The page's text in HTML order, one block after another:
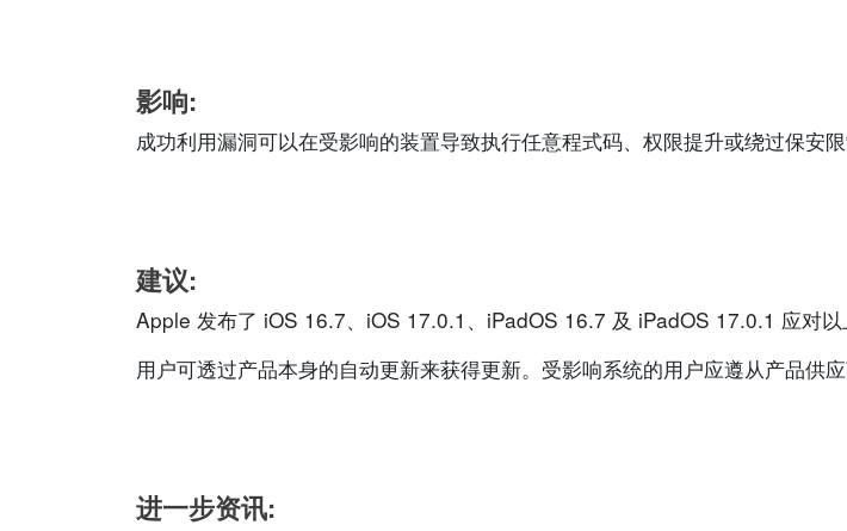
影响:
成功利用漏洞可以在受影响的装置导致执行任意程式码、权限提升或绕过保安
建议:
Apple 发布了 iOS 16.7、iOS 17.0.1、iPadOS 16.7 及 iPadOS 17.0.1 应对以
用户可透过产品本身的自动更新来获得更新。受影响系统的用户应遵从产品供
进一步资讯: